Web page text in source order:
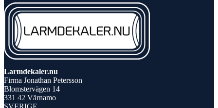
Larmdekaler.nu
Firma Jonathan Petersson
Blomstervägen 14
331 42 Värnamo
SVERIGE